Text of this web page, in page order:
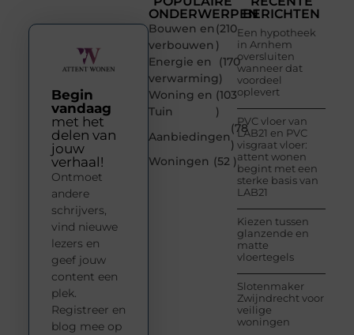
ONDERWERPEN
Bouwen en
verbouwen
(210
)
Energie en
verwarming
(170
)
Woning en
Tuin
(103
)
Aanbiedingen
(78
)
Woningen (52 )
BERICHTEN
Een hypotheek
in Arnhem
oversluiten
wanneer dat
voordeel
oplevert
PVC vloer van
LAB21 en PVC
visgraat vloer:
attent wonen
begint met een
sterke basis van
LAB21
Kiezen tussen
glanzende en
matte
vloertegels
Slotenmaker
Zwijndrecht voor
veilige
woningen
Begin
vandaag
met het
delen van
jouw
verhaal!
Ontmoet
andere
schrijvers,
vind nieuwe
lezers en
geef jouw
content een
plek.
Registreer en
blog mee op